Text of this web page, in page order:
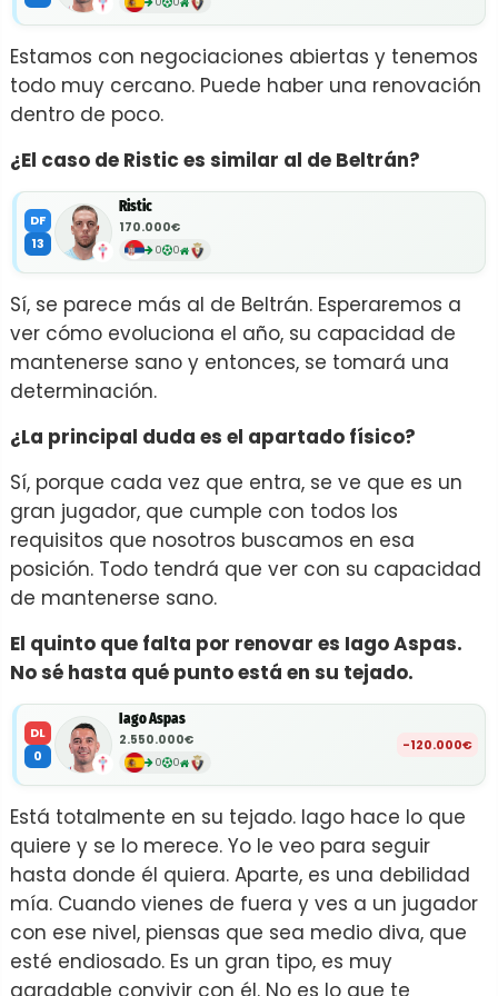
Estamos con negociaciones abiertas y tenemos
todo muy cercano. Puede haber una renovación
dentro de poco.
¿El caso de Ristic es similar al de Beltrán?
DF
13
Ristic
170.000€
0 0
Sí, se parece más al de Beltrán. Esperaremos a
ver cómo evoluciona el año, su capacidad de
mantenerse sano y entonces, se tomará una
determinación.
¿La principal duda es el apartado físico?
Sí, porque cada vez que entra, se ve que es un
gran jugador, que cumple con todos los
requisitos que nosotros buscamos en esa
posición. Todo tendrá que ver con su capacidad
de mantenerse sano.
El quinto que falta por renovar es Iago Aspas.
No sé hasta qué punto está en su tejado.
DL
0
Iago Aspas
2.550.000€
0 0
-120.000€
Está totalmente en su tejado. Iago hace lo que
quiere y se lo merece. Yo le veo para seguir
hasta donde él quiera. Aparte, es una debilidad
mía. Cuando vienes de fuera y ves a un jugador
con ese nivel, piensas que sea medio diva, que
esté endiosado. Es un gran tipo, es muy
agradable convivir con él. No es lo que te